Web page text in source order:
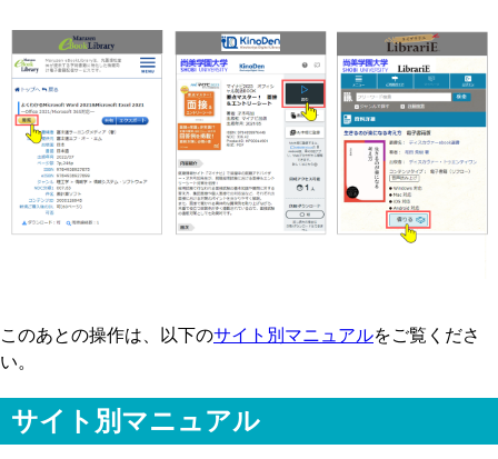
このあとの操作は、以下のサイト別マニュアルをご覧くださ
い。
サイト別マニュアル